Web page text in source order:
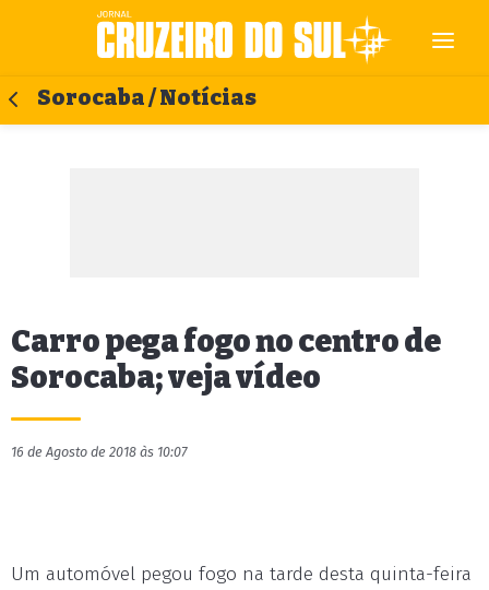
Sorocaba / Notícias
Carro pega fogo no centro de
Sorocaba; veja vídeo
16 de Agosto de 2018 às 10:07
Um automóvel pegou fogo na tarde desta quinta-feira